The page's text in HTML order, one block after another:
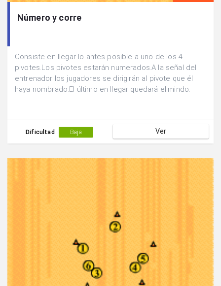
Número y corre
Consiste en llegar lo antes posible a uno de los 4
pivotes.Los pivotes estarán numerados.A la señal del
entrenador los jugadores se dirigirán al pivote que él
haya nombrado.El último en llegar quedará elimindo.
Dificultad Baja Ver